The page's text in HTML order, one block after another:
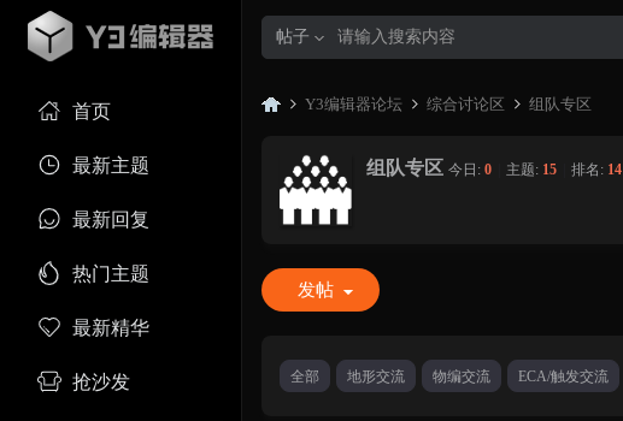
首页
最新主题
最新回复
热门主题
最新精华
抢沙发
帖子
Y3»
Y3编辑器论坛 综合讨论区 组队专区
组队专区 今日:0 主题: 15 排名: 14
发帖
全部 地形交流 物编交流 ECA/触发交流